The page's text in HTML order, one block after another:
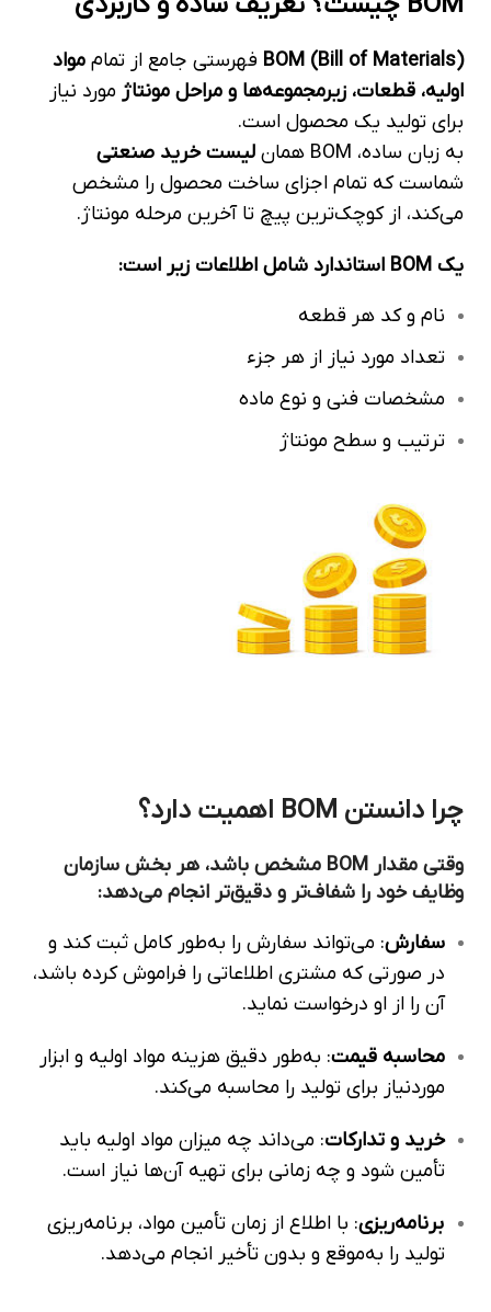
BOM (Bill of Materials) فهرستی جامع از تمام مواد
اولیه، قطعات، زیرمجموعه‌ها و مراحل مونتاژ مورد نیاز
برای تولید یک محصول است.
به زبان ساده، BOM همان
لیست خرید صنعتی
شماست که تمام اجزای ساخت محصول را مشخص
می‌کند، از کوچک‌ترین پیچ تا آخرین مرحله مونتاژ.
یک BOM استاندارد شامل اطلاعات زیر است:
نام و کد هر قطعه
تعداد مورد نیاز از هر جزء
مشخصات فنی و نوع ماده
ترتیب و سطح مونتاژ
چرا دانستن BOM اهمیت دارد؟
وقتی مقدار BOM مشخص باشد، هر بخش سازمان
وظایف خود را شفاف‌تر و دقیق‌تر انجام می‌دهد:
سفارش: می‌تواند سفارش را به‌طور کامل ثبت کند و
در صورتی که مشتری اطلاعاتی را فراموش کرده باشد،
آن را از او درخواست نماید.
محاسبه قیمت: به‌طور دقیق هزینه مواد اولیه و ابزار
موردنیاز برای تولید را محاسبه می‌کند.
خرید و تدارکات: می‌داند چه میزان مواد اولیه باید
تأمین شود و چه زمانی برای تهیه آن‌ها نیاز است.
برنامه‌ریزی: با اطلاع از زمان تأمین مواد، برنامه‌ریزی
تولید را به‌موقع و بدون تأخیر انجام می‌دهد.